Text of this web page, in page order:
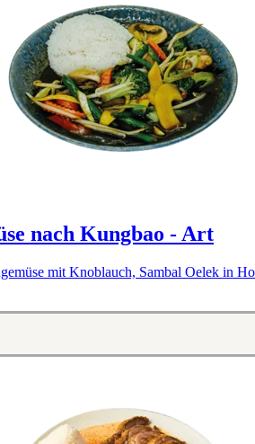
nach Kungbao - Art
mit Knoblauch, Sambal Oelek in